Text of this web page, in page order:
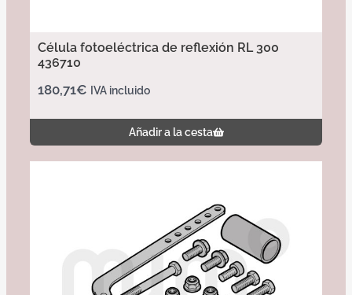
Célula fotoeléctrica de reflexión RL 300
436710
180,71€ IVA incluido
Añadir a la cesta